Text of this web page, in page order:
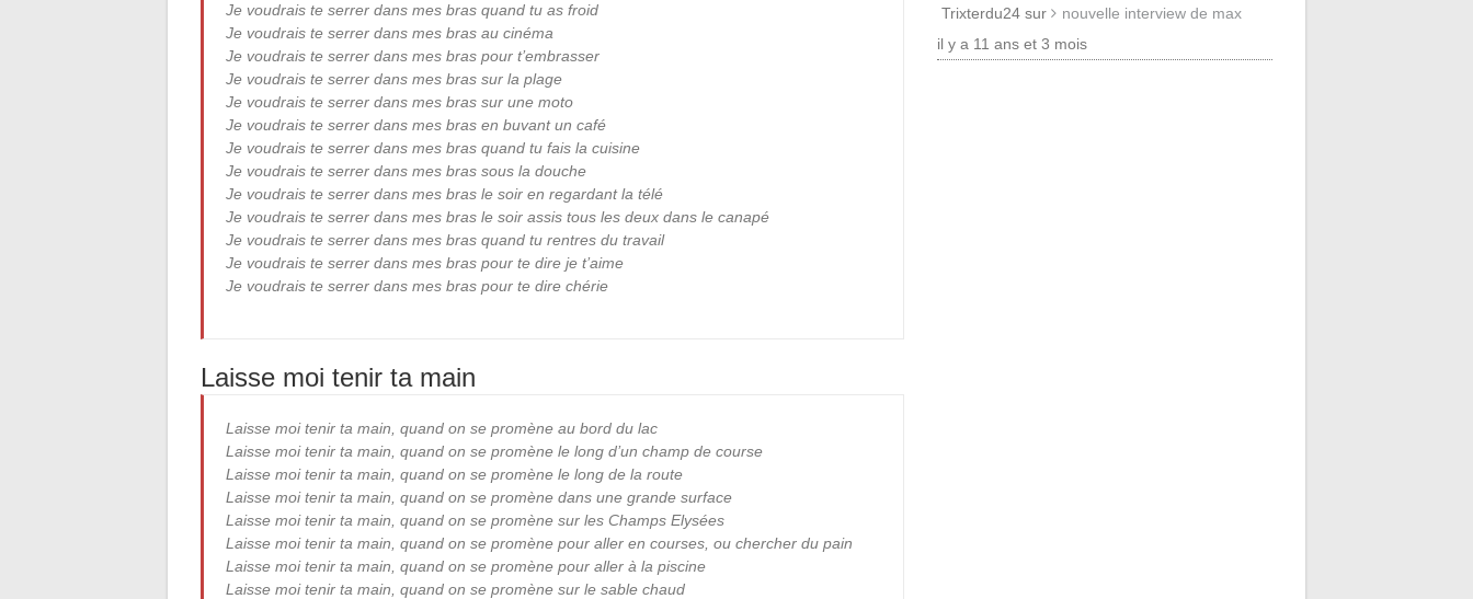
Je voudrais te serrer dans mes bras quand tu as froid
Je voudrais te serrer dans mes bras au cinéma
Je voudrais te serrer dans mes bras pour t’embrasser
Je voudrais te serrer dans mes bras sur la plage
Je voudrais te serrer dans mes bras sur une moto
Je voudrais te serrer dans mes bras en buvant un café
Je voudrais te serrer dans mes bras quand tu fais la cuisine
Je voudrais te serrer dans mes bras sous la douche
Je voudrais te serrer dans mes bras le soir en regardant la télé
Je voudrais te serrer dans mes bras le soir assis tous les deux dans le canapé
Je voudrais te serrer dans mes bras quand tu rentres du travail
Je voudrais te serrer dans mes bras pour te dire je t’aime
Je voudrais te serrer dans mes bras pour te dire chérie
Laisse moi tenir ta main
Laisse moi tenir ta main, quand on se promène au bord du lac
Laisse moi tenir ta main, quand on se promène le long d’un champ de course
Laisse moi tenir ta main, quand on se promène le long de la route
Laisse moi tenir ta main, quand on se promène dans une grande surface
Laisse moi tenir ta main, quand on se promène sur les Champs Elysées
Laisse moi tenir ta main, quand on se promène pour aller en courses, ou chercher du pain
Laisse moi tenir ta main, quand on se promène pour aller à la piscine
Laisse moi tenir ta main, quand on se promène sur le sable chaud
Trixterdu24 sur
nouvelle interview de max
il y a 11 ans et 3 mois